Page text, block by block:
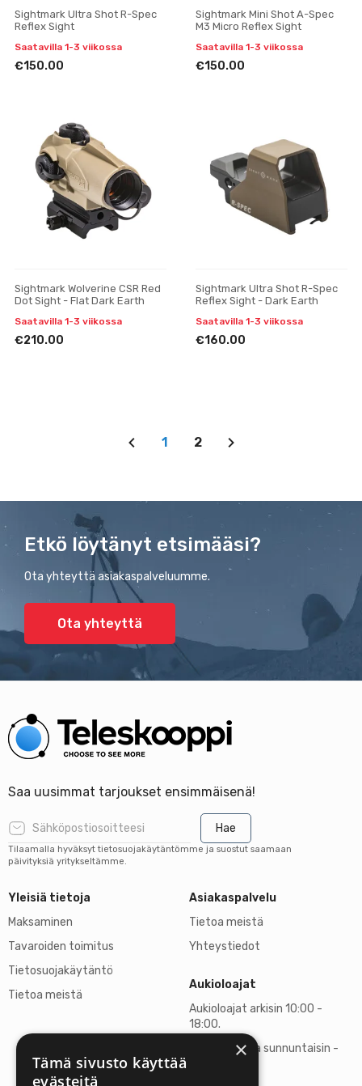
Sightmark Ultra Shot R-Spec
Reflex Sight
Saatavilla 1-3 viikossa
€150.00
Sightmark Mini Shot A-Spec
M3 Micro Reflex Sight
Saatavilla 1-3 viikossa
€150.00
Sightmark Wolverine CSR Red
Dot Sight - Flat Dark Earth
Saatavilla 1-3 viikossa
€210.00
Sightmark Ultra Shot R-Spec
Reflex Sight - Dark Earth
Saatavilla 1-3 viikossa
€160.00
1 2
Etkö löytänyt etsimääsi?
Ota yhteyttä asiakaspalveluumme.
Ota yhteyttä
Saa uusimmat tarjoukset ensimmäisenä!
Hae
Tilaamalla hyväksyt tietosuojakäytäntömme ja suostut saamaan
päivityksiä yritykseltämme.
Yleisiä tietoja
Maksaminen
Tavaroiden toimitus
Tietosuojakäytäntö
Tietoa meistä
Asiakaspalvelu
Tietoa meistä
Yhteystiedot
Aukioloajat
Aukioloajat arkisin 10:00 -
18:00.
Lauantaisin ja sunnuntaisin -
×
Tämä sivusto käyttää
evästeitä